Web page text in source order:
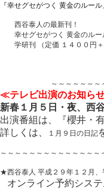
『幸せグセがつく 黄金のルール
西谷泰人の最新刊！
幸せグセがつく 黄金のルー
学研刊 （定価 １４００円＋
～～～～～～～
≪テレビ出演のお知ら
新春１月５日・夜、西
出演番組は、『櫻井・
詳しくは、
１月９日の日記
～～～～～～～～～～～～～～
★西谷泰人 平成２９年１２月
オンライン予約システ